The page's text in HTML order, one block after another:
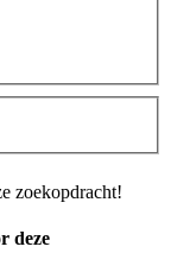
zoekopdracht!
deze